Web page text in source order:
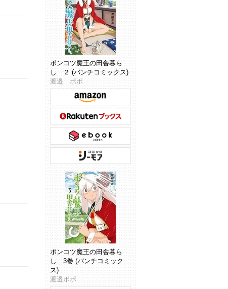
ポンコツ魔王の田舎暮ら
し ２ (バンチコミックス)
渡邉 ポポ
ポンコツ魔王の田舎暮ら
し 3巻 (バンチコミック
ス)
渡邉ポポ